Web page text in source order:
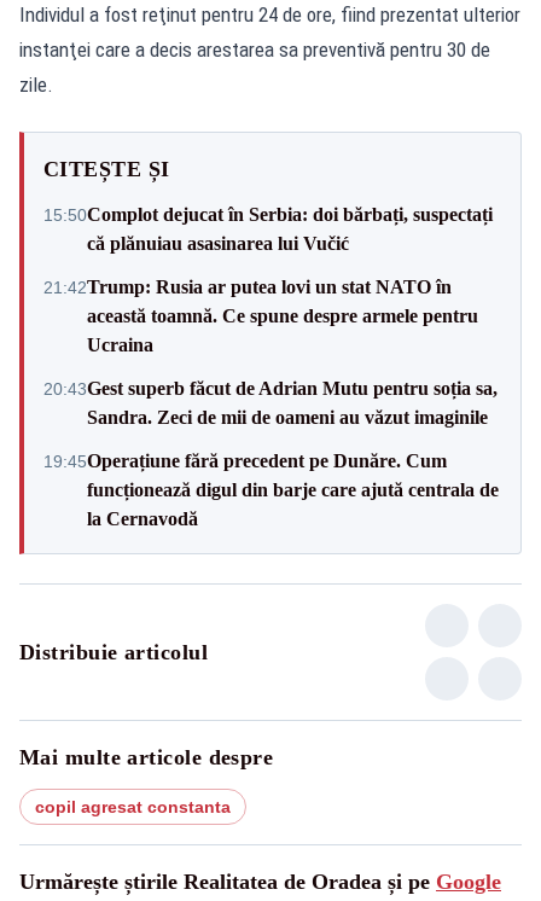
Individul a fost reţinut pentru 24 de ore, fiind prezentat ulterior
instanţei care a decis arestarea sa preventivă pentru 30 de
zile.
CITEȘTE ȘI
15:50Complot dejucat în Serbia: doi bărbați, suspectați
că plănuiau asasinarea lui Vučić
21:42Trump: Rusia ar putea lovi un stat NATO în
această toamnă. Ce spune despre armele pentru
Ucraina
20:43Gest superb făcut de Adrian Mutu pentru soția sa,
Sandra. Zeci de mii de oameni au văzut imaginile
19:45Operațiune fără precedent pe Dunăre. Cum
funcționează digul din barje care ajută centrala de
la Cernavodă
Distribuie articolul
Mai multe articole despre
copil agresat constanta
Urmărește știrile Realitatea de Oradea și pe Google